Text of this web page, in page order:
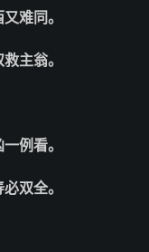
难同。
主翁。
例看。
双全。